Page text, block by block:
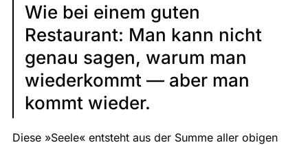
Wie bei einem guten
Restaurant: Man kann nicht
genau sagen, warum man
wiederkommt — aber man
kommt wieder.
Diese »Seele« entsteht aus der Summe aller obigen